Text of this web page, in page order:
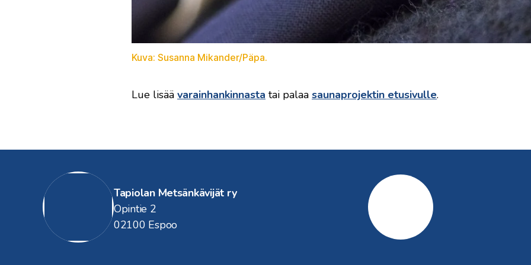
Kuva: Susanna Mikander/Päpa.
Lue lisää varainhankinnasta tai palaa saunaprojektin etusivulle.
Tapiolan Metsänkävijät ry
Opintie 2
02100 Espoo